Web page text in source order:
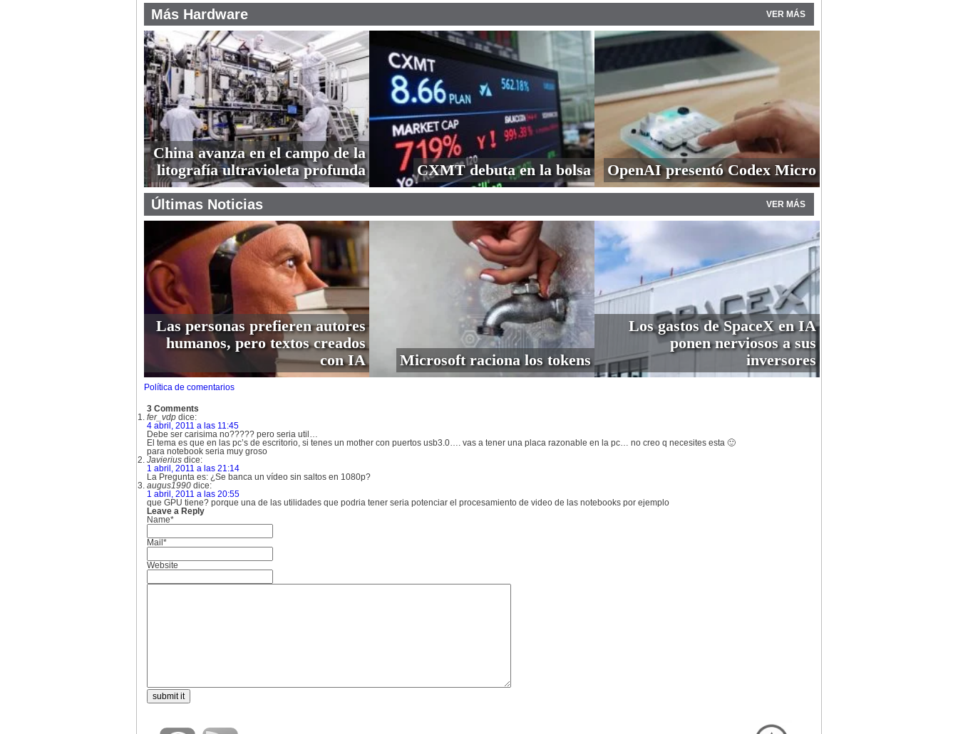
Más Hardware VER MÁS
China avanza en el campo de la
litografía ultravioleta profunda
CXMT debuta en la bolsa OpenAI presentó Codex Micro
Últimas Noticias VER MÁS
Las personas prefieren autores
humanos, pero textos creados
con IA
Microsoft raciona los tokens
Los gastos de SpaceX en IA
ponen nerviosos a sus
inversores
Política de comentarios
3 Comments
fer_vdp dice:
4 abril, 2011 a las 11:45
Debe ser carisima no????? pero seria util…
El tema es que en las pc’s de escritorio, si tenes un mother con puertos usb3.0…. vas a tener una placa razonable en la pc… no creo q necesites esta 🙂
para notebook seria muy groso
Javierius dice:
1 abril, 2011 a las 21:14
La Pregunta es: ¿Se banca un vídeo sin saltos en 1080p?
augus1990 dice:
1 abril, 2011 a las 20:55
que GPU tiene? porque una de las utilidades que podria tener seria potenciar el procesamiento de video de las notebooks por ejemplo
Leave a Reply
Name*
Mail*
Website